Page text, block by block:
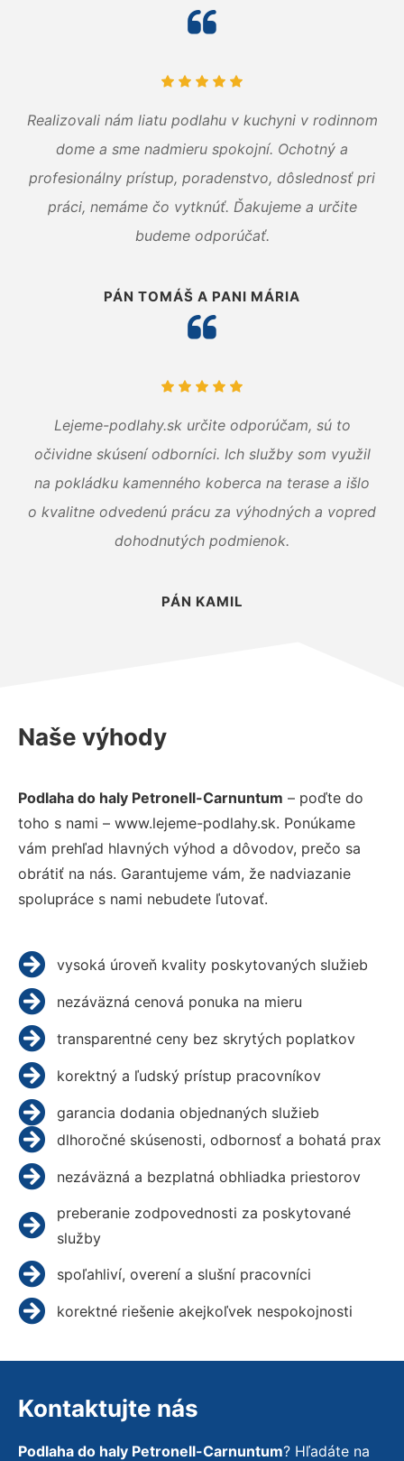
Realizovali nám liatu podlahu v kuchyni v rodinnom
dome a sme nadmieru spokojní. Ochotný a
profesionálny prístup, poradenstvo, dôslednosť pri
práci, nemáme čo vytknúť. Ďakujeme a určite
budeme odporúčať.
PÁN TOMÁŠ A PANI MÁRIA
Lejeme-podlahy.sk určite odporúčam, sú to
očividne skúsení odborníci. Ich služby som využil
na pokládku kamenného koberca na terase a išlo
o kvalitne odvedenú prácu za výhodných a vopred
dohodnutých podmienok.
PÁN KAMIL
Naše výhody
Podlaha do haly Petronell-Carnuntum – poďte do
toho s nami – www.lejeme-podlahy.sk. Ponúkame
vám prehľad hlavných výhod a dôvodov, prečo sa
obrátiť na nás. Garantujeme vám, že nadviazanie
spolupráce s nami nebudete ľutovať.
vysoká úroveň kvality poskytovaných služieb
nezáväzná cenová ponuka na mieru
transparentné ceny bez skrytých poplatkov
korektný a ľudský prístup pracovníkov
garancia dodania objednaných služieb
dlhoročné skúsenosti, odbornosť a bohatá prax
nezáväzná a bezplatná obhliadka priestorov
preberanie zodpovednosti za poskytované
služby
spoľahliví, overení a slušní pracovníci
korektné riešenie akejkoľvek nespokojnosti
Kontaktujte nás
Podlaha do haly Petronell-Carnuntum? Hľadáte na